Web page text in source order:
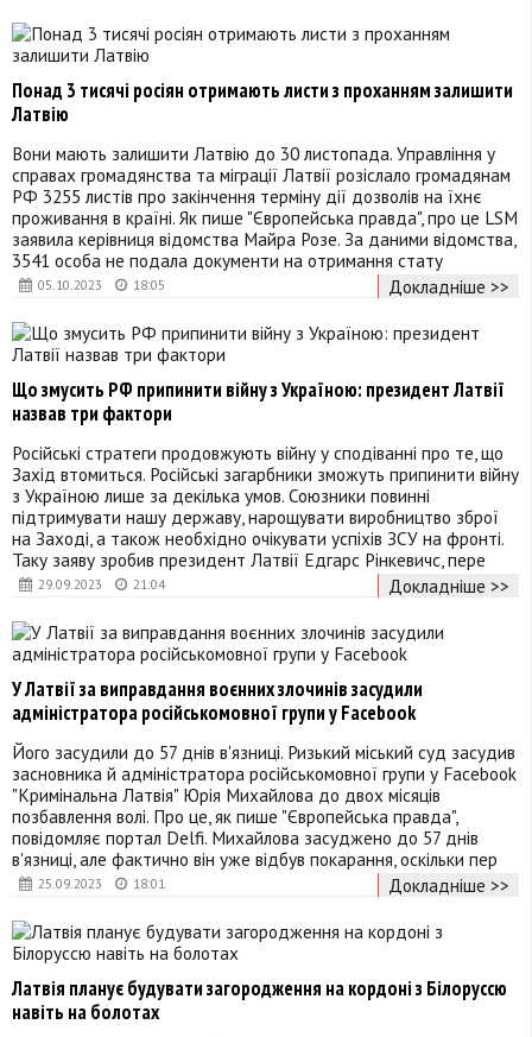
05.10.2023 18:05
Понад 3 тисячі росіян отримають листи з проханням залишити
Латвію
Вони мають залишити Латвію до 30 листопада. Управління у
справах громадянства та міграції Латвії розіслало громадянам
РФ 3255 листів про закінчення терміну дії дозволів на їхнє
проживання в країні. Як пише "Європейська правда", про це LSM
заявила керівниця відомства Майра Розе. За даними відомства,
3541 особа не подала документи на отримання стату
Докладніше >>
29.09.2023 21:04
Що змусить РФ припинити війну з Україною: президент Латвії
назвав три фактори
Російські стратеги продовжують війну у сподіванні про те, що
Захід втомиться. Російські загарбники зможуть припинити війну
з Україною лише за декілька умов. Союзники повинні
підтримувати нашу державу, нарощувати виробництво зброї
на Заході, а також необхідно очікувати успіхів ЗСУ на фронті.
Таку заяву зробив президент Латвії Едгарс Рінкевичс, пере
Докладніше >>
25.09.2023 18:01
У Латвії за виправдання воєнних злочинів засудили
адміністратора російськомовної групи у Facebook
Його засудили до 57 днів в'язниці. Ризький міський суд засудив
засновника й адміністратора російськомовної групи у Facebook
"Кримінальна Латвія" Юрія Михайлова до двох місяців
позбавлення волі. Про це, як пише "Європейська правда",
повідомляє портал Delfi. Михайлова засуджено до 57 днів
в'язниці, але фактично він уже відбув покарання, оскільки пер
Докладніше >>
Латвія планує будувати загородження на кордоні з Білоруссю
навіть на болотах